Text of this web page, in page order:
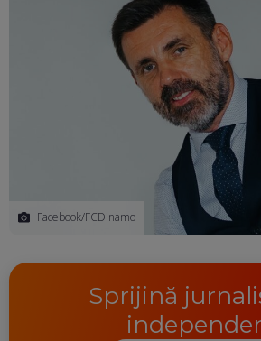
Facebook/FCDinamo
Sprijină